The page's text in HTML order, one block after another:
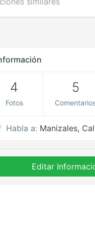
4
Fotos
5
Habla a: Manizales,
Editar